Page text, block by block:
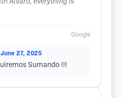
Alvaro, everything is
Google
June 27, 2025
Sumando !!!